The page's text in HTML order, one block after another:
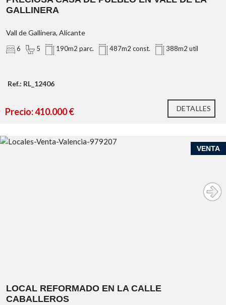
GALLINERA
Vall de Gallinera, Alicante
6 5 190m2 parc. 487m2 const. 388m2 util
Ref.: RL_12406
Precio: 410.000 € DETALLES
VENTA
LOCAL REFORMADO EN LA CALLE
CABALLEROS